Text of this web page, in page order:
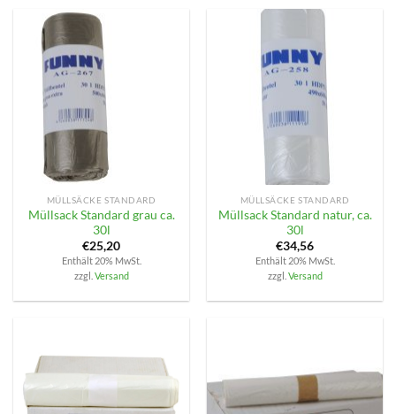
MÜLLSÄCKE STANDARD
Müllsack Standard grau ca.
30l
€25,20
Enthält 20% MwSt.
zzgl. Versand
MÜLLSÄCKE STANDARD
Müllsack Standard natur, ca.
30l
€34,56
Enthält 20% MwSt.
zzgl. Versand